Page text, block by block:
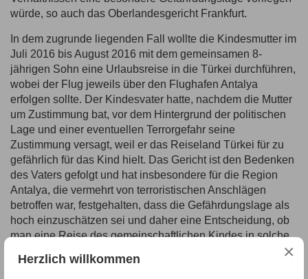
×
Herzlich willkommen
würde, so auch das Oberlandesgericht Frankfurt.
In dem zugrunde liegenden Fall wollte die Kindesmutter im
Juli 2016 bis August 2016 mit dem gemeinsamen 8-
jährigen Sohn eine Urlaubsreise in die Türkei durchführen,
wobei der Flug jeweils über den Flughafen Antalya
erfolgen sollte. Der Kindesvater hatte, nachdem die Mutter
um Zustimmung bat, vor dem Hintergrund der politischen
Lage und einer eventuellen Terrorgefahr seine
Zustimmung versagt, weil er das Reiseland Türkei für zu
gefährlich für das Kind hielt. Das Gericht ist den Bedenken
des Vaters gefolgt und hat insbesondere für die Region
Antalya, die vermehrt von terroristischen Anschlägen
betroffen war, festgehalten, dass die Gefährdungslage als
hoch einzuschätzen sei und daher eine Entscheidung, ob
man eine Reise des gemeinschaftlichen Kindes in solche